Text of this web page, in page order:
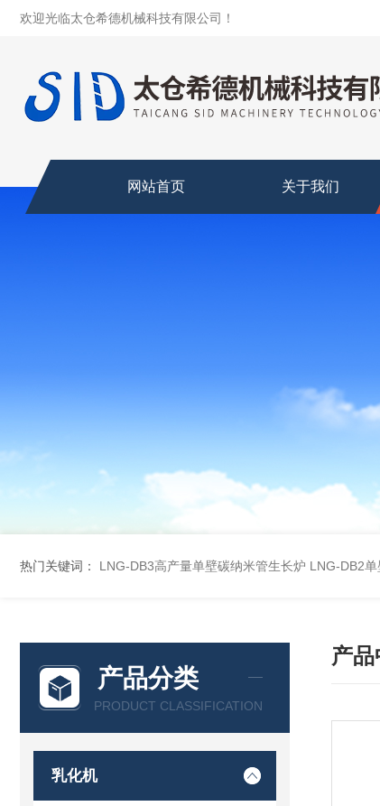
欢迎光临太仓希德机械科技有限公司！
网站首页 关于我们
热门关键词： LNG-DB3高产量单壁碳纳米管生长炉 LNG-DB2
产品分类
PRODUCT CLASSIFICATION
乳化机
产